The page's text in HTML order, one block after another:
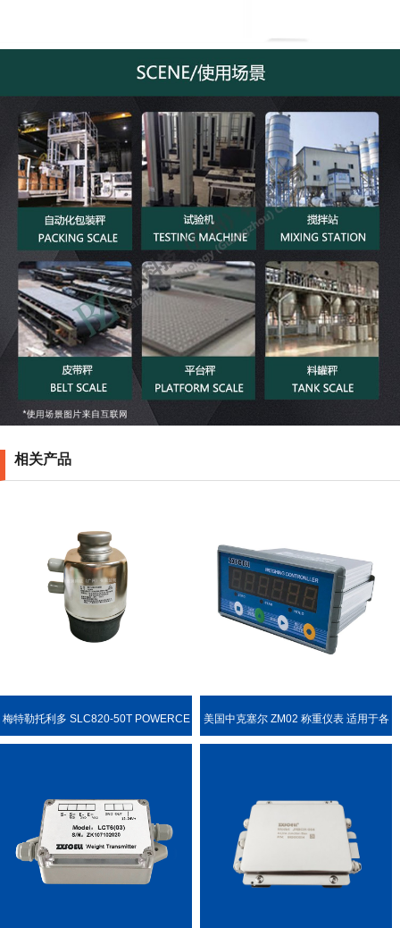
相关产品
梅特勒托利多 SLC820-50T POWERCE 美国中克塞尔 ZM02 称重仪表 适用于各